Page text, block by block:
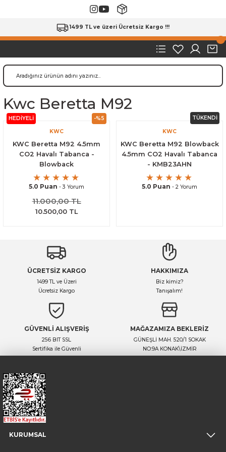
1499 TL ve üzeri Ücretsiz Kargo !!!
Kwc Beretta M92
-%5
HEDİYELİ
KWC
KWC Beretta M92 4.5mm
CO2 Havalı Tabanca -
Blowback
5.0 Puan - 3 Yorum
11.000,00 TL
10.500,00 TL
TÜKENDİ
KWC
KWC Beretta M92 Blowback
4.5mm CO2 Havalı Tabanca
- KMB23AHN
5.0 Puan - 2 Yorum
ÜCRETSİZ KARGO
1499 TL ve Üzeri
Ücretsiz Kargo
HAKKIMIZA
Biz kimiz?
Tanışalım!
GÜVENLİ ALIŞVERİŞ
256 BIT SSL
Sertifika ile Güvenli
MAĞAZAMIZA BEKLERİZ
GÜNEŞLİ MAH. 520/1 SOKAK
NO:9A KONAK\İZMİR
KURUMSAL